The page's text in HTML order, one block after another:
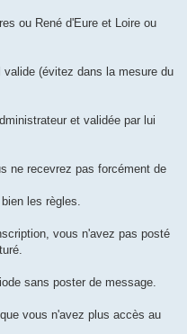
ou René d'Eure et Loire ou
(évitez dans la mesure du
et validée par lui
ne recevrez pas forcément de
les règles.
vous n'avez pas posté
sans poster de message.
vous n'avez plus accès au